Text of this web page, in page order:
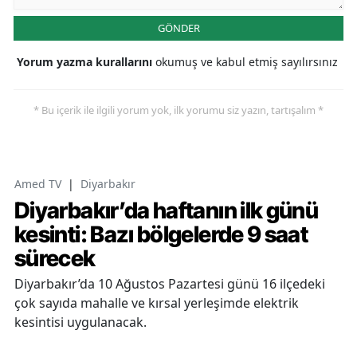
GÖNDER
Yorum yazma kurallarını okumuş ve kabul etmiş sayılırsınız
* Bu içerik ile ilgili yorum yok, ilk yorumu siz yazın, tartışalım *
Amed TV | Diyarbakır
Diyarbakır’da haftanın ilk günü
kesinti: Bazı bölgelerde 9 saat
sürecek
Diyarbakır’da 10 Ağustos Pazartesi günü 16 ilçedeki
çok sayıda mahalle ve kırsal yerleşimde elektrik
kesintisi uygulanacak.